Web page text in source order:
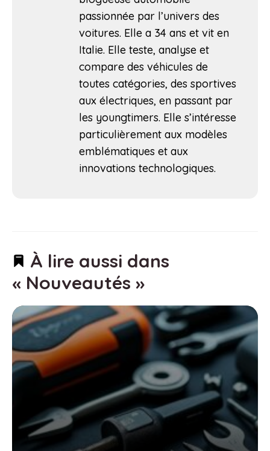
passionnée par l’univers des
voitures. Elle a 34 ans et vit en
Italie. Elle teste, analyse et
compare des véhicules de
toutes catégories, des sportives
aux électriques, en passant par
les youngtimers. Elle s’intéresse
particulièrement aux modèles
emblématiques et aux
innovations technologiques.
À lire aussi dans
« Nouveautés »